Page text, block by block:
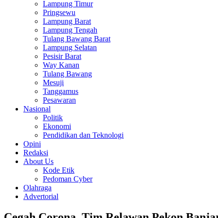
Lampung Timur
Pringsewu
Lampung Barat
Lampung Tengah
Tulang Bawang Barat
Lampung Selatan
Pesisir Barat
Way Kanan
Tulang Bawang
Mesuji
Tanggamus
Pesawaran
Nasional
Politik
Ekonomi
Pendidikan dan Teknologi
Opini
Redaksi
About Us
Kode Etik
Pedoman Cyber
Olahraga
Advertorial